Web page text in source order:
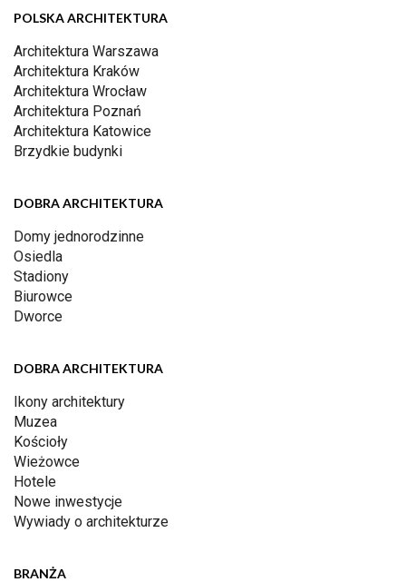
POLSKA ARCHITEKTURA
Architektura Warszawa
Architektura Kraków
Architektura Wrocław
Architektura Poznań
Architektura Katowice
Brzydkie budynki
DOBRA ARCHITEKTURA
Domy jednorodzinne
Osiedla
Stadiony
Biurowce
Dworce
DOBRA ARCHITEKTURA
Ikony architektury
Muzea
Kościoły
Wieżowce
Hotele
Nowe inwestycje
Wywiady o architekturze
BRANŻA